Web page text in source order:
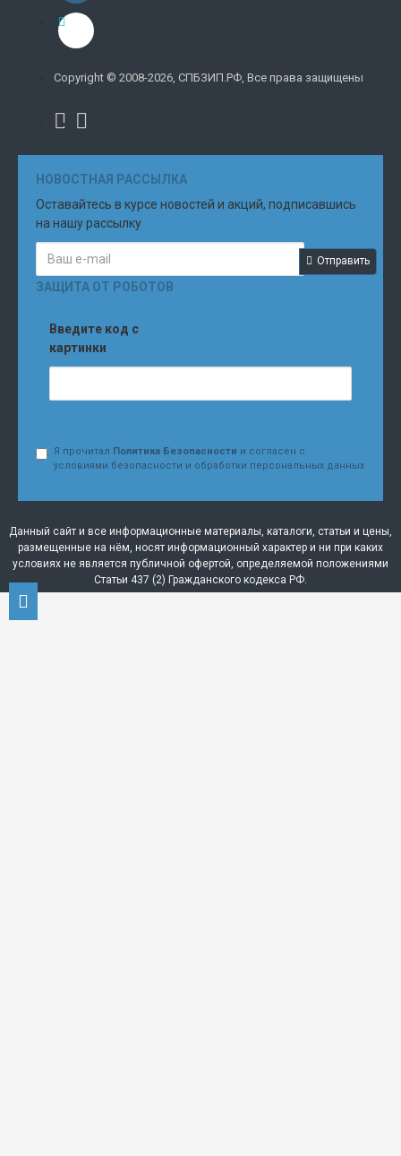
Copyright © 2008-2026, СПБЗИП.РФ, Все права защищены
НОВОСТНАЯ РАССЫЛКА
Оставайтесь в курсе новостей и акций, подписавшись
на нашу рассылку
Отправить
ЗАЩИТА ОТ РОБОТОВ
Введите код с
картинки
Я прочитал Политика Безопасности и согласен с
условиями безопасности и обработки персональных данных
Данный сайт и все информационные материалы, каталоги, статьи и цены,
размещенные на нём, носят информационный характер и ни при каких
условиях не является публичной офертой, определяемой положениями
Статьи 437 (2) Гражданского кодекса РФ.